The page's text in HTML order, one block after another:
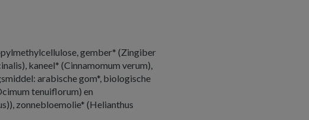
gember* (Zingiber
kaneel* (Cinnamomum verum),
arabische gom*, biologische
tenuiflorum) en
zonnebloemolie* (Helianthus